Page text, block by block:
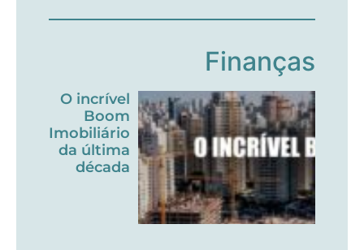
Finanças
O incrível
Boom
Imobiliário
da última
década